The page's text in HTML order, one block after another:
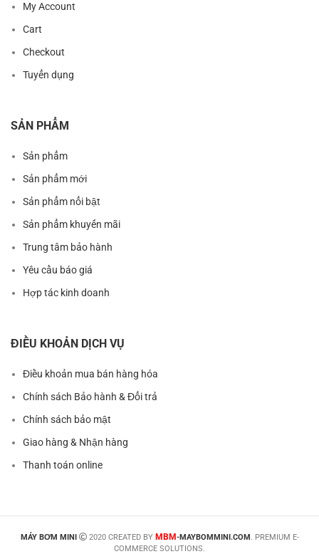
My Account
Cart
Checkout
Tuyển dụng
SẢN PHẨM
Sản phẩm
Sản phẩm mới
Sản phẩm nổi bật
Sản phẩm khuyến mãi
Trung tâm bảo hành
Yêu cầu báo giá
Hợp tác kinh doanh
ĐIỀU KHOẢN DỊCH VỤ
Điều khoản mua bán hàng hóa
Chính sách Bảo hành & Đổi trả
Chính sách bảo mật
Giao hàng & Nhận hàng
Thanh toán online
MÁY BƠM MINI 2020 CREATED BY MBM-MAYBOMMINI.COM . PREMIUM E-
COMMERCE SOLUTIONS.